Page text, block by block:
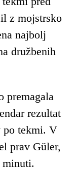
z mojstrsko
najbolj
družbenih
premagala
rezultat
po tekmi. V
prav Güler,